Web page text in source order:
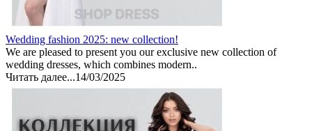
Wedding fashion 2025: new collection!
We are pleased to present you our exclusive new collection of
wedding dresses, which combines modern..
Читать далее...14/03/2025